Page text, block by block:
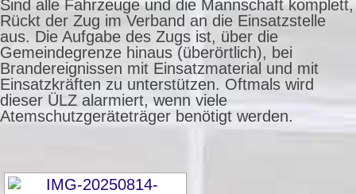
Sind alle Fahrzeuge und die Mannschaft komplett,
Rückt der Zug im Verband an die Einsatzstelle
aus. Die Aufgabe des Zugs ist, über die
Gemeindegrenze hinaus (überörtlich), bei
Brandereignissen mit Einsatzmaterial und mit
Einsatzkräften zu unterstützen. Oftmals wird
dieser ÜLZ alarmiert, wenn viele
Atemschutzgeräteträger benötigt werden.